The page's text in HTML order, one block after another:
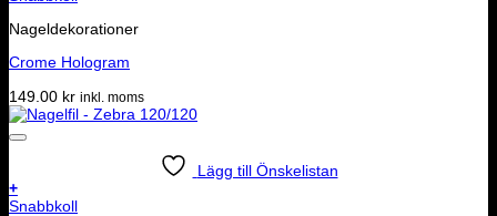
Nageldekorationer
Crome Hologram
149.00 kr inkl. moms
Lägg till Önskelistan
+
Snabbkoll